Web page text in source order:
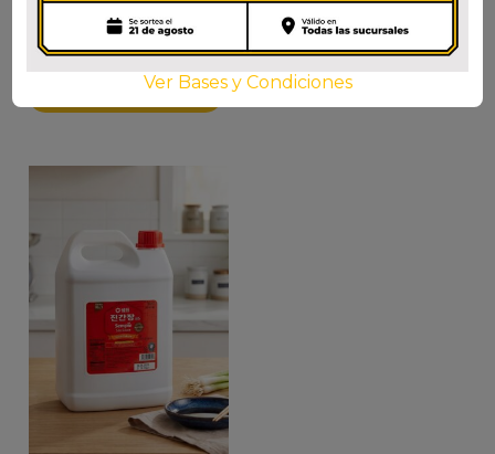
$9.700
8.900
Ver Bases y Condiciones